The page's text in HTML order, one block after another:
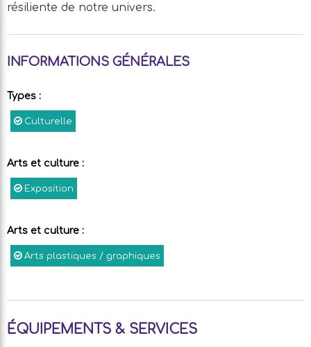
résiliente de notre univers.
INFORMATIONS GÉNÉRALES
Types :
Culturelle
Arts et culture :
Exposition
Arts et culture :
Arts plastiques / graphiques
ÉQUIPEMENTS & SERVICES